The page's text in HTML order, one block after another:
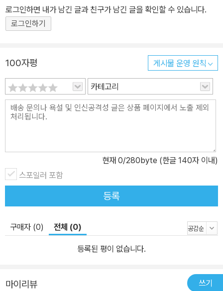
대사를 지낸 바 있고, KAIST 석좌교수, 국제교류재단 이사장, KBS
이사장 등을 역임했다.
로그인하면 내가 남긴 글과 친구가 남긴 글을 확인할 수 있습니다.
로그인하기
100자평 게시물 운영 원칙
카테고리
현재 0/280byte (한글 140자 이내)
스포일러 포함
등록
구매자 (0) 전체 (0)
등록된 평이 없습니다.
마이리뷰 쓰기